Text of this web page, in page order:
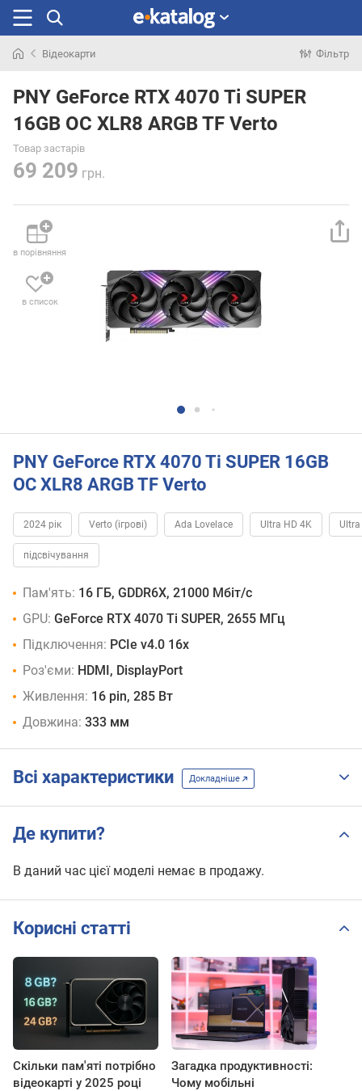
раніше
Відеокарти Фільтр
PNY GeForce RTX 4070 Ti SUPER
16GB OC XLR8 ARGB TF Verto
Товар застарів
69 209 грн.
в порівняння
в список
PNY GeForce RTX 4070 Ti SUPER 16GB
OC XLR8 ARGB TF Verto
2024 рік Verto (ігрові) Ada Lovelace Ultra HD 4K
підсвічування
Пам'ять: 16 ГБ, GDDR6X, 21000 Мбіт/с
GPU: GeForce RTX 4070 Ti SUPER, 2655 МГц
Підключення: PCIe v4.0 16x
Роз'єми: HDMI, DisplayPort
Живлення: 16 pin, 285 Вт
Довжина: 333 мм
Всі характеристики Докладніше
Де купити?
В даний час цієї моделі немає в продажу.
Корисні статті
Скільки пам'яті потрібно
відеокарті у 2025 році
Загадка продуктивності:
Чому мобільні